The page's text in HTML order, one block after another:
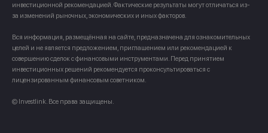
инвестиционной рекомендацией. Фактические результаты могут отличаться из-
за изменений рыночных, экономических и иных факторов.
Вся информация, размещённая на сайте, предназначена для ознакомительных
целей и не является предложением, приглашением или рекомендацией к
совершению сделок с финансовыми инструментами. Перед принятием
инвестиционных решений рекомендуется проконсультироваться с
лицензированным финансовым советником.
© Investlink. Все права защищены.